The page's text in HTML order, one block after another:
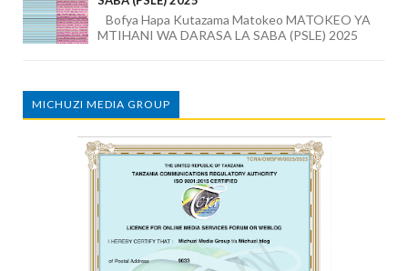
Bofya Hapa Kutazama Matokeo MATOKEO YA
MTIHANI WA DARASA LA SABA (PSLE) 2025
MICHUZI MEDIA GROUP